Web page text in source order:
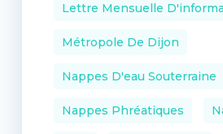
Lettre Mensuelle
Métropole De Dijon
Nappes D'eau Souterraine
Nappes Phréatiques